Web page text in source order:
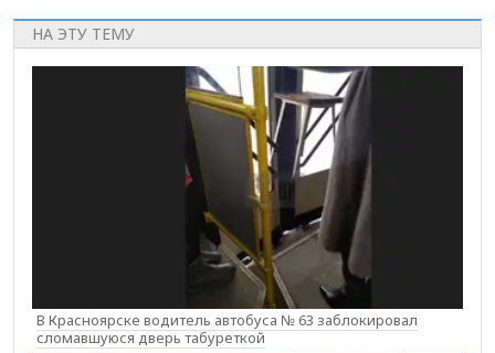
НА ЭТУ ТЕМУ
В Красноярске водитель автобуса № 63 заблокировал
сломавшуюся дверь табуреткой